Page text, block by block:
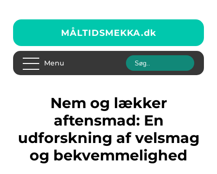
MÅLTIDSMEKKA.dk
Menu
Nem og lækker
aftensmad: En
udforskning af velsmag
og bekvemmelighed